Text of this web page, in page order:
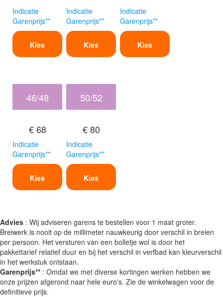
Indicatie
Garenprijs**
Kies
Indicatie
Garenprijs**
Kies
Indicatie
Garenprijs**
Kies
46/48
€ 68
Indicatie
Garenprijs**
Kies
50/52
€ 80
Indicatie
Garenprijs**
Kies
Advies : Wij adviseren garens te bestellen voor 1 maat groter.
Breiwerk is nooit op de millimeter nauwkeurig door verschil in breien
per persoon. Het versturen van een bolletje wol is door het
pakkettarief relatief duur en bij het verschil in verfbad kan kleurverschil
in het werkstuk ontstaan.
Garenprijs** : Omdat we met diverse kortingen werken hebben we
onze prijzen afgerond naar hele euro's. Zie de winkelwagen voor de
definitieve prijs.